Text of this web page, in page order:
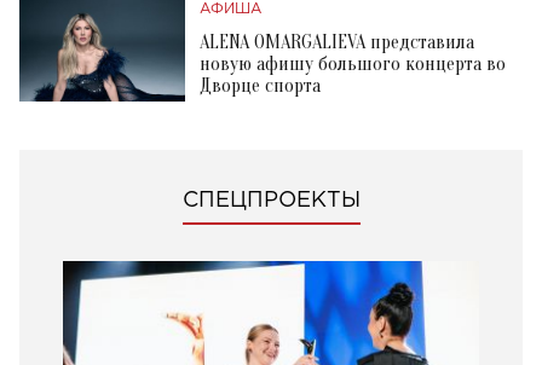
АФИША
ALENA OMARGALIEVA представила
новую афишу большого концерта во
Дворце спорта
СПЕЦПРОЕКТЫ